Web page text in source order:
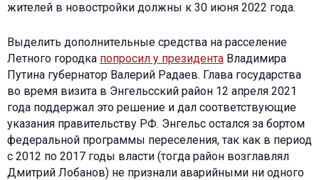
жителей в новостройки должны к 30 июня 2022 года.
Выделить дополнительные средства на расселение
Летного городка попросил у президента Владимира
Путина губернатор Валерий Радаев. Глава государства
во время визита в Энгельсский район 12 апреля 2021
года поддержал это решение и дал соответствующие
указания правительству РФ. Энгельс остался за бортом
федеральной программы переселения, так как в период
с 2012 по 2017 годы власти (тогда район возглавлял
Дмитрий Лобанов) не признали аварийными ни одного